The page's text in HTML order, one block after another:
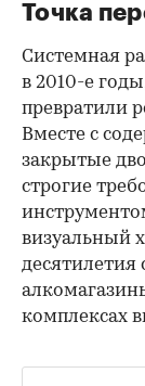
Точка
Системная
в 2010-е
превратили
Вместе с
закрытые
строгие
визуальный
десятилетия
комплексах